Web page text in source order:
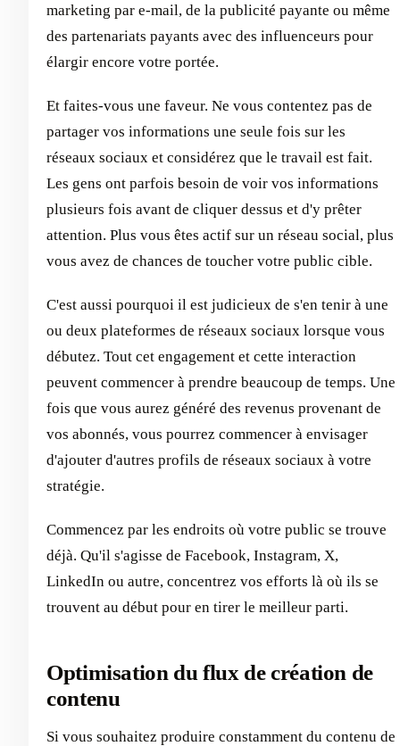
marketing par e-mail, de la publicité payante ou même
des partenariats payants avec des influenceurs pour
élargir encore votre portée.
Et faites-vous une faveur. Ne vous contentez pas de
partager vos informations une seule fois sur les
réseaux sociaux et considérez que le travail est fait.
Les gens ont parfois besoin de voir vos informations
plusieurs fois avant de cliquer dessus et d'y prêter
attention. Plus vous êtes actif sur un réseau social, plus
vous avez de chances de toucher votre public cible.
C'est aussi pourquoi il est judicieux de s'en tenir à une
ou deux plateformes de réseaux sociaux lorsque vous
débutez. Tout cet engagement et cette interaction
peuvent commencer à prendre beaucoup de temps. Une
fois que vous aurez généré des revenus provenant de
vos abonnés, vous pourrez commencer à envisager
d'ajouter d'autres profils de réseaux sociaux à votre
stratégie.
Commencez par les endroits où votre public se trouve
déjà. Qu'il s'agisse de Facebook, Instagram, X,
LinkedIn ou autre, concentrez vos efforts là où ils se
trouvent au début pour en tirer le meilleur parti.
Optimisation du flux de création de
contenu
Si vous souhaitez produire constamment du contenu de